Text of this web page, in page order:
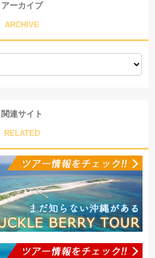
アーカイブ
ARCHIVE
関連サイト
RELATED